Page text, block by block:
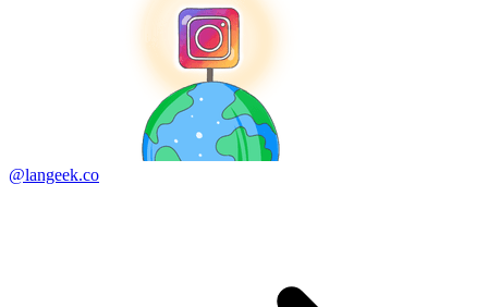
@langeek.co